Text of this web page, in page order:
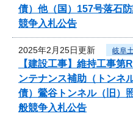
債）他（国）157号落石
競争入札公告
2025年2月25日更新 岐阜
【建設工事】維持工事
ンテナンス補助（トンネ
債）鶯谷トンネル（旧）
般競争入札公告